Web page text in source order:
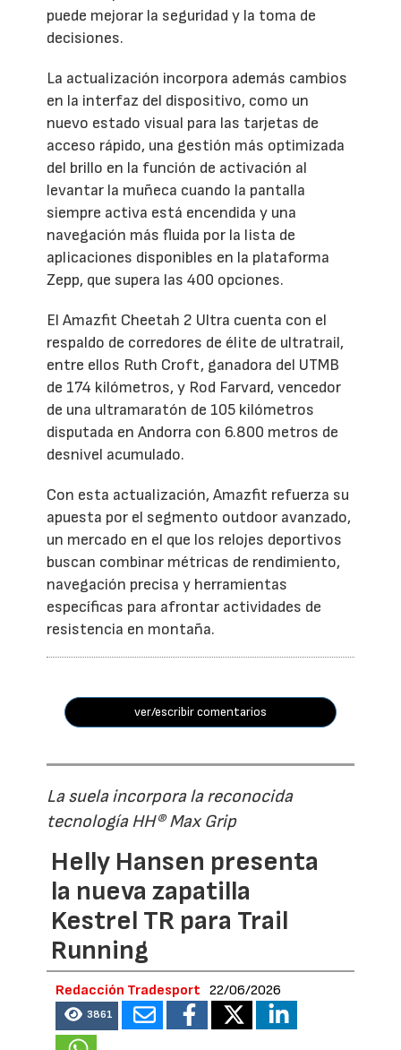
puede mejorar la seguridad y la toma de
decisiones.
La actualización incorpora además cambios
en la interfaz del dispositivo, como un
nuevo estado visual para las tarjetas de
acceso rápido, una gestión más optimizada
del brillo en la función de activación al
levantar la muñeca cuando la pantalla
siempre activa está encendida y una
navegación más fluida por la lista de
aplicaciones disponibles en la plataforma
Zepp, que supera las 400 opciones.
El Amazfit Cheetah 2 Ultra cuenta con el
respaldo de corredores de élite de ultratrail,
entre ellos Ruth Croft, ganadora del UTMB
de 174 kilómetros, y Rod Farvard, vencedor
de una ultramaratón de 105 kilómetros
disputada en Andorra con 6.800 metros de
desnivel acumulado.
Con esta actualización, Amazfit refuerza su
apuesta por el segmento outdoor avanzado,
un mercado en el que los relojes deportivos
buscan combinar métricas de rendimiento,
navegación precisa y herramientas
específicas para afrontar actividades de
resistencia en montaña.
ver/escribir comentarios
La suela incorpora la reconocida
tecnología HH® Max Grip
Helly Hansen presenta
la nueva zapatilla
Kestrel TR para Trail
Running
Redacción Tradesport 22/06/2026
3861